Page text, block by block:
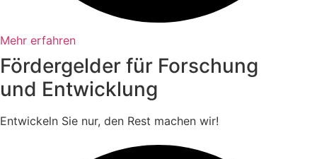
Mehr erfahren
Fördergelder für Forschung
und Entwicklung
Entwickeln Sie nur, den Rest machen wir!